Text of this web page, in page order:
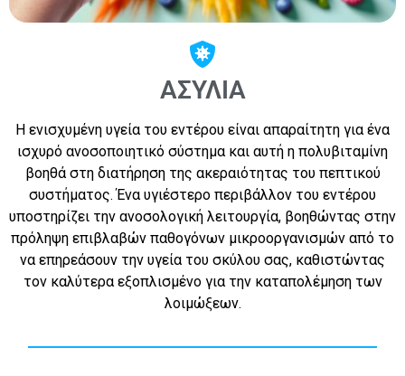
ΑΣΥΛΊΑ
Η ενισχυμένη υγεία του εντέρου είναι απαραίτητη για ένα
ισχυρό ανοσοποιητικό σύστημα και αυτή η πολυβιταμίνη
βοηθά στη διατήρηση της ακεραιότητας του πεπτικού
συστήματος. Ένα υγιέστερο περιβάλλον του εντέρου
υποστηρίζει την ανοσολογική λειτουργία, βοηθώντας στην
πρόληψη επιβλαβών παθογόνων μικροοργανισμών από το
να επηρεάσουν την υγεία του σκύλου σας, καθιστώντας
τον καλύτερα εξοπλισμένο για την καταπολέμηση των
λοιμώξεων.